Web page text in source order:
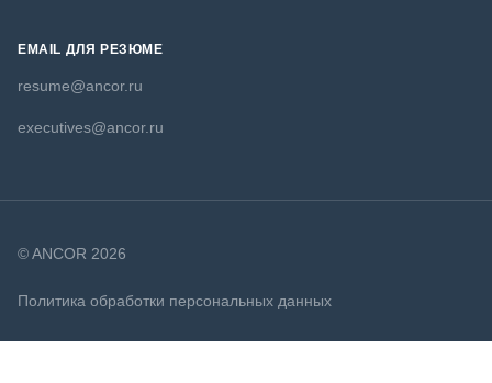
EMAIL ДЛЯ РЕЗЮМЕ
resume@ancor.ru
executives@ancor.ru
© ANCOR 2026
Политика обработки персональных данных